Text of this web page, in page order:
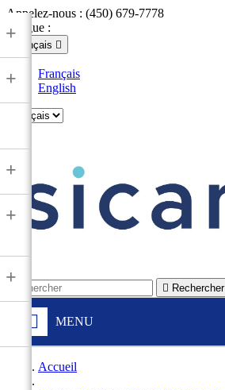
Appelez-nous : (450) 679-7778
Langue :
Français 
Français
English
 Rechercher
MENU
+
+
+
+
+
Accueil